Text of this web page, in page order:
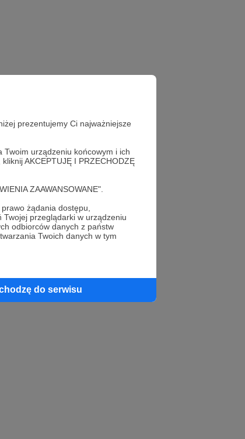
prezentujemy Ci najważniejsze
urządzeniu końcowym i ich
AKCEPTUJĘ I PRZECHODZĘ
ZAAWANSOWANE".
żądania dostępu,
przeglądarki w urządzeniu
odbiorców danych z państw
Twoich danych w tym
do serwisu
autora